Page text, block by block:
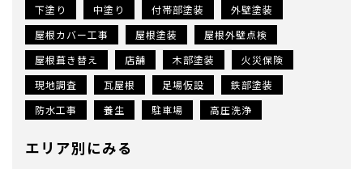
下塗り
中塗り 付帯部塗装
外壁塗装
屋根カバー工事
屋根塗装
屋根外壁点検
屋根葺き替え
店舗 木部塗装
火災保険
現地調査
瓦屋根 足場仮設
鉄部塗装
防水工事
養生 駐車場 高圧洗浄
エリア別にみる